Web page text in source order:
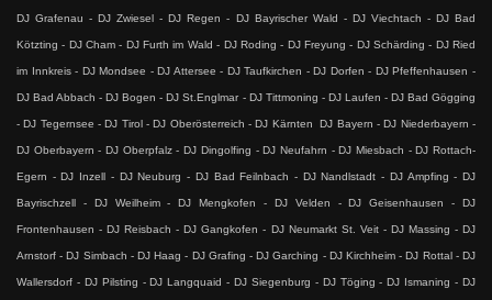
DJ Grafenau - DJ Zwiesel - DJ Regen - DJ Bayrischer Wald - DJ Viechtach - DJ Bad
Kötzting - DJ Cham - DJ Furth im Wald - DJ Roding - DJ Freyung - DJ Schärding - DJ Ried
im Innkreis - DJ Mondsee - DJ Attersee - DJ Taufkirchen - DJ Dorfen - DJ Pfeffenhausen -
DJ Bad Abbach - DJ Bogen - DJ St.Englmar - DJ Tittmoning - DJ Laufen - DJ Bad Gögging
- DJ Tegernsee - DJ Tirol - DJ Oberösterreich - DJ Kärnten DJ Bayern - DJ Niederbayern -
DJ Oberbayern - DJ Oberpfalz - DJ Dingolfing - DJ Neufahrn - DJ Miesbach - DJ Rottach-
Egern - DJ Inzell - DJ Neuburg - DJ Bad Feilnbach - DJ Nandlstadt - DJ Ampfing - DJ
Bayrischzell - DJ Weilheim - DJ Mengkofen - DJ Velden - DJ Geisenhausen - DJ
Frontenhausen - DJ Reisbach - DJ Gangkofen - DJ Neumarkt St. Veit - DJ Massing - DJ
Arnstorf - DJ Simbach - DJ Haag - DJ Grafing - DJ Garching - DJ Kirchheim - DJ Rottal - DJ
Wallersdorf - DJ Pilsting - DJ Langquaid - DJ Siegenburg - DJ Töging - DJ Ismaning - DJ